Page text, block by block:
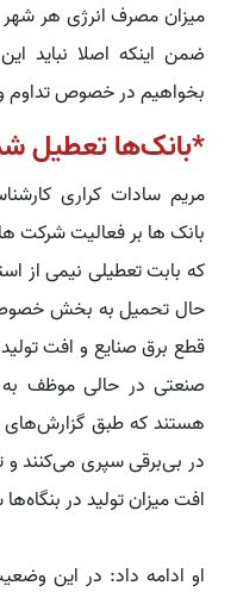
میزان مصرف انرژی هر
ضمن اینکه اصلا نباید
بخواهیم در خصوص تداوم
*بانک‌ها تعطیل
مریم سادات کراری
بانک ها بر فعالیت شرکت
که بابت تعطیلی نیمی از
حال تحمیل به بخش
قطع برق صنایع و افت
در بی‌برقی سپری می‌کنند
افت میزان تولید در
او ادامه داد: در این